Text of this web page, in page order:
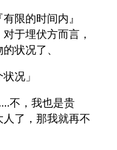
限的时间内』
于埋伏方而言，
状况了、
况」
不，我也是贵
了，那我就再不